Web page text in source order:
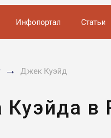
Инфопортал Статьи
Джек Куэйд
в